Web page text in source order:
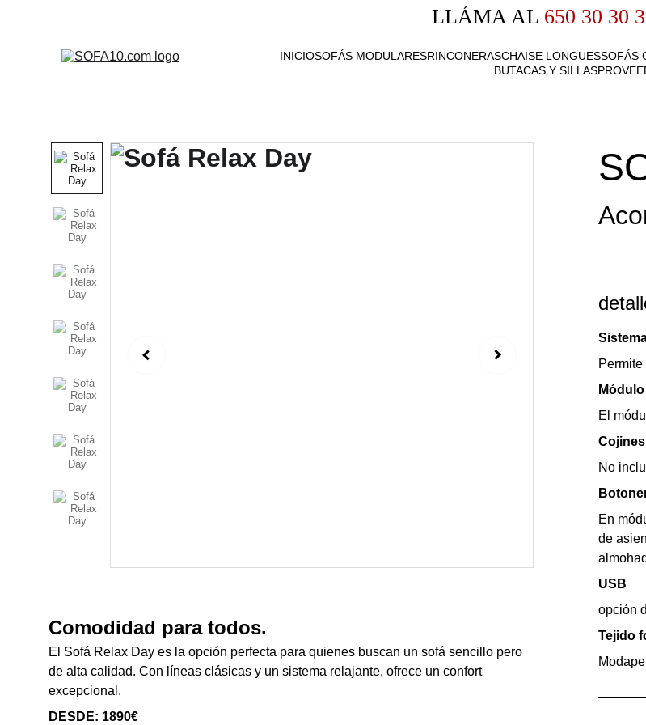
LLÁMA AL 650 30 30
INICIOSOFÁS MODULARESRINCONERASCHAISE LONGUESSOFÁS
BUTACAS Y SILLAS
Comodidad para todos.
El Sofá Relax Day es la opción perfecta para quienes buscan un sofá sencillo pero
de alta calidad. Con líneas clásicas y un sistema relajante, ofrece un confort
excepcional.
DESDE: 1890€
El
Cojines
No
En
de
USB
opción
Tejido